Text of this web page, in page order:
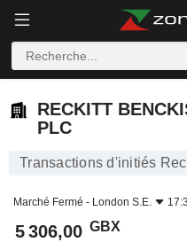
RECKITT BENCKISER
RECKITT
PLC
Transactions d'initiés
Marché Fermé - London S.E.
5 306,00 GBX